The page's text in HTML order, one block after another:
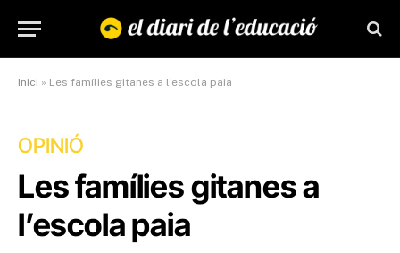
Inici » Les famílies gitanes a l’escola paia
OPINIÓ
Les famílies gitanes a
l’escola paia